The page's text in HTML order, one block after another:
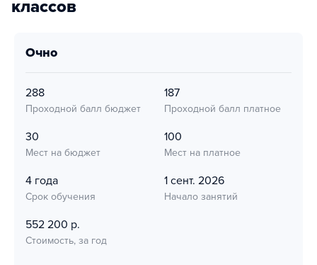
классов
очно
288
Проходной балл бюджет
187
Проходной балл платное
30
Мест на бюджет
100
Мест на платное
4 года
Срок обучения
1 сент. 2026
Начало занятий
552 200 р.
Стоимость, за год